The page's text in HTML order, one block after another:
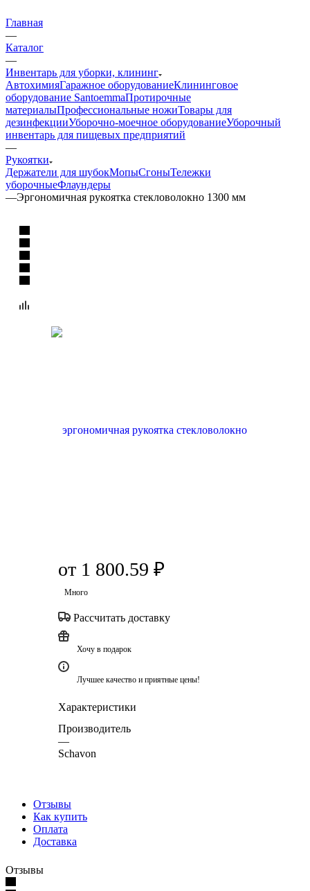
Главная
—
Каталог
—
Инвентарь для уборки, клининг
АвтохимияГаражное оборудованиеКлининговое
оборудование SantoemmaПротирочные
материалыПрофессиональные ножиТовары для
дезинфекцииУборочно-моечное оборудованиеУборочный
инвентарь для пищевых предприятий
—
Рукоятки
Держатели для шубокМопыСгоныТележки
уборочныеФлаундеры
—Эргономичная рукоятка стекловолокно 1300 мм
от 1 800.59 ₽
Много
Рассчитать доставку
Хочу в подарок
Лучшее качество и приятные цены!
Характеристики
Производитель
—
Schavon
Отзывы
Как купить
Оплата
Доставка
Отзывы